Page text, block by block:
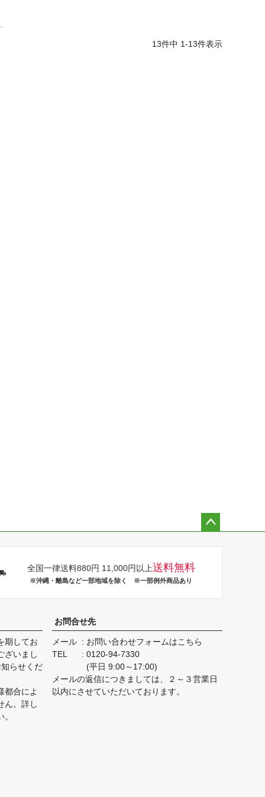
13件中 1-13件表示
全国一律送料880円 11,000円以上送料無料
※沖縄・離島など一部地域を除く ※一部例外商品あり
期してお
ざいまし
らせくだ
都合によ
ん。詳し
お問合せ先
メール
お問い合わせフォームはこちら
TEL
0120-94-7330
(平日 9:00～17:00)
メールの返信につきましては、２～３営業日
以内にさせていただいております。